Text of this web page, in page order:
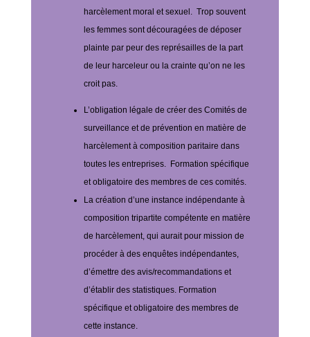
harcèlement moral et sexuel. Trop souvent
les femmes sont découragées de déposer
plainte par peur des représailles de la part
de leur harceleur ou la crainte qu’on ne les
croit pas.
L’obligation légale de créer des Comités de
surveillance et de prévention en matière de
harcèlement à composition paritaire dans
toutes les entreprises. Formation spécifique
et obligatoire des membres de ces comités.
La création d’une instance indépendante à
composition tripartite compétente en matière
de harcèlement, qui aurait pour mission de
procéder à des enquêtes indépendantes,
d’émettre des avis/recommandations et
d’établir des statistiques. Formation
spécifique et obligatoire des membres de
cette instance.